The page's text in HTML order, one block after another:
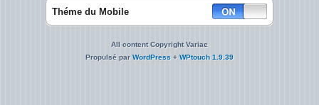
Théme du Mobile
All content Copyright Variae
Propulsé parWordPress + WPtouch 1.9.39